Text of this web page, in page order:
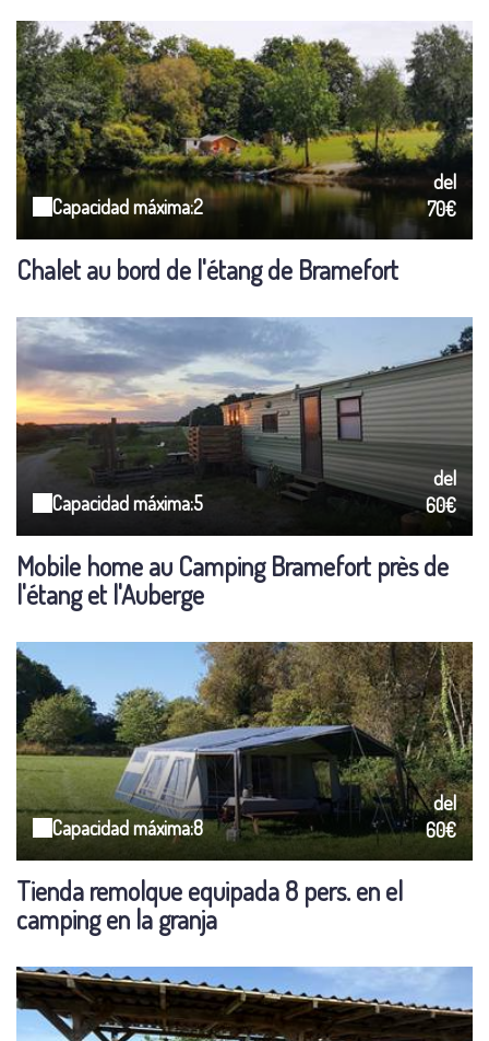
del
70€
Capacidad máxima:2
Chalet au bord de l'étang de Bramefort
del
60€
Capacidad máxima:5
Mobile home au Camping Bramefort près de
l'étang et l'Auberge
del
60€
Capacidad máxima:8
Tienda remolque equipada 8 pers. en el
camping en la granja